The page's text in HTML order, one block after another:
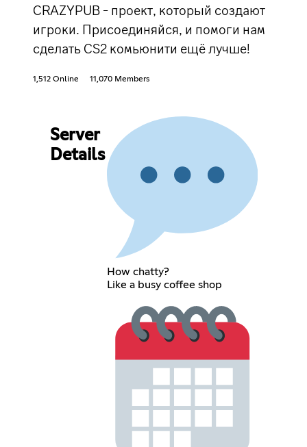
CRAZYPUB - проект, который создают
игроки. Присоединяйся, и помоги нам
сделать CS2 комьюнити ещё лучше!
1,512 Online 11,070 Members
Server
Details
How chatty?
Like a busy coffee shop